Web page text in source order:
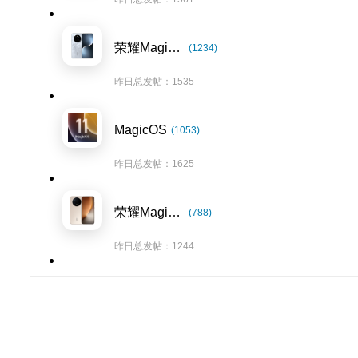
荣耀Magic7系列 (1234)
昨日总发帖：1535
MagicOS (1053)
昨日总发帖：1625
荣耀Magic8系列 (788)
昨日总发帖：1244